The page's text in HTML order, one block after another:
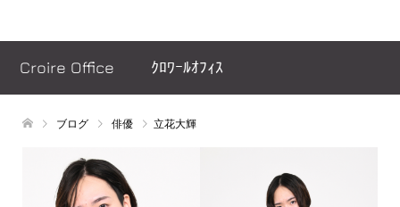
Croire Office ｸﾛﾜｰﾙｵﾌｨｽ
ブログ 俳優 立花大輝